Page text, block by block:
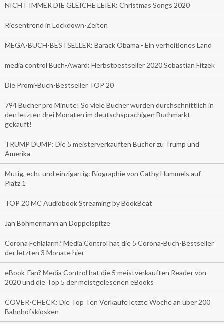
NICHT IMMER DIE GLEICHE LEIER: Christmas Songs 2020
Riesentrend in Lockdown-Zeiten
MEGA-BUCH-BESTSELLER: Barack Obama - Ein verheißenes Land
media control Buch-Award: Herbstbestseller 2020 Sebastian Fitzek
Die Promi-Buch-Bestseller TOP 20
794 Bücher pro Minute! So viele Bücher wurden durchschnittlich in
den letzten drei Monaten im deutschsprachigen Buchmarkt
gekauft!
TRUMP DUMP: Die 5 meisterverkauften Bücher zu Trump und
Amerika
Mutig, echt und einzigartig: Biographie von Cathy Hummels auf
Platz 1
TOP 20 MC Audiobook Streaming by BookBeat
Jan Böhmermann an Doppelspitze
Corona Fehlalarm? Media Control hat die 5 Corona-Buch-Bestseller
der letzten 3 Monate hier
eBook-Fan? Media Control hat die 5 meistverkauften Reader von
2020 und die Top 5 der meistgelesenen eBooks
COVER-CHECK: Die Top Ten Verkäufe letzte Woche an über 200
Bahnhofskiosken